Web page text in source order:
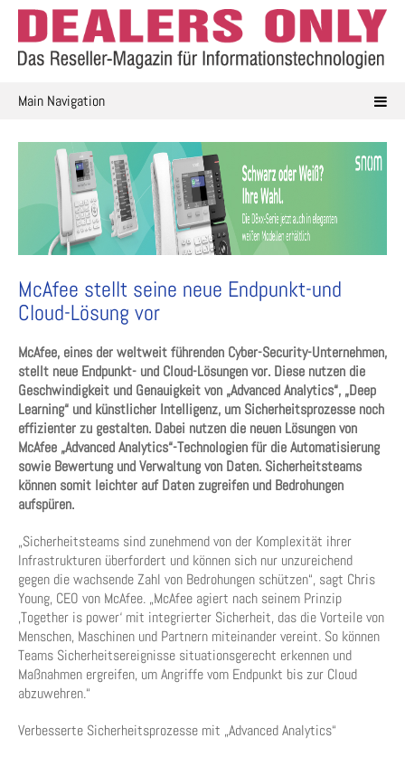
Skip
content
Main Navigation
McAfee stellt seine neue Endpunkt-und
Cloud-Lösung vor
McAfee, eines der weltweit führenden Cyber-Security-Unternehmen,
stellt neue Endpunkt- und Cloud-Lösungen vor. Diese nutzen die
Geschwindigkeit und Genauigkeit von „Advanced Analytics“, „Deep
Learning“ und künstlicher Intelligenz, um Sicherheitsprozesse noch
effizienter zu gestalten. Dabei nutzen die neuen Lösungen von
McAfee „Advanced Analytics“-Technologien für die Automatisierung
sowie Bewertung und Verwaltung von Daten. Sicherheitsteams
können somit leichter auf Daten zugreifen und Bedrohungen
aufspüren.
„Sicherheitsteams sind zunehmend von der Komplexität ihrer
Infrastrukturen überfordert und können sich nur unzureichend
gegen die wachsende Zahl von Bedrohungen schützen“, sagt Chris
Young, CEO von McAfee. „McAfee agiert nach seinem Prinzip
‚Together is power‘ mit integrierter Sicherheit, das die Vorteile von
Menschen, Maschinen und Partnern miteinander vereint. So können
Teams Sicherheitsereignisse situationsgerecht erkennen und
Maßnahmen ergreifen, um Angriffe vom Endpunkt bis zur Cloud
abzuwehren.“
Verbesserte Sicherheitsprozesse mit „Advanced Analytics“